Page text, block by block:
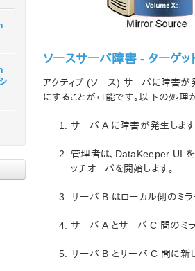
ソースサーバ障害 - ターゲ
アクティブ (ソース) サーバに障害
にすることが可能です。以下の処理
サーバ A に障害が発生します
管理者は、DataKeeper UI を
ッチオーバを開始します。
サーバ B はローカル側のミラ
サーバ A とサーバ C 間のミ
サーバ B とサーバ C 間に新